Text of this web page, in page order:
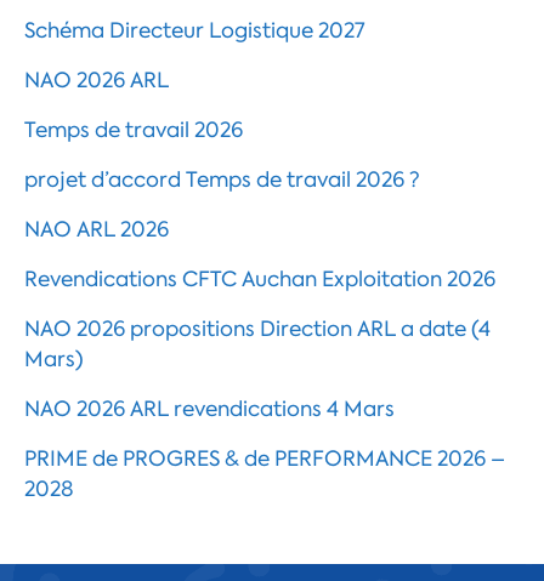
Schéma Directeur Logistique 2027
NAO 2026 ARL
Temps de travail 2026
projet d’accord Temps de travail 2026 ?
NAO ARL 2026
Revendications CFTC Auchan Exploitation 2026
NAO 2026 propositions Direction ARL a date (4
Mars)
NAO 2026 ARL revendications 4 Mars
PRIME de PROGRES & de PERFORMANCE 2026 –
2028